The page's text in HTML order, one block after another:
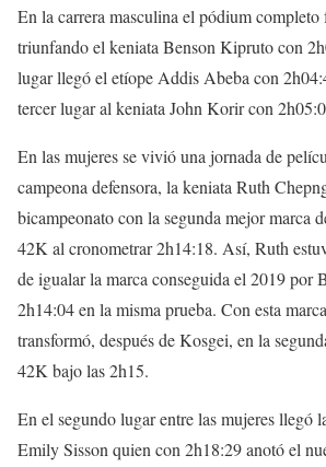
En la carrera masculina el pódium
triunfando el keniata Benson Kipruto con
lugar llegó el etíope Addis Abeba con
tercer lugar al keniata John Korir con
En las mujeres se vivió una jornada de
campeona defensora, la keniata Ruth
bicampeonato con la segunda mejor marca
42K al cronometrar 2h14:18. Así, Ruth
de igualar la marca conseguida el 2019 por
2h14:04 en la misma prueba. Con esta
transformó, después de Kosgei, en la
42K bajo las 2h15.
En el segundo lugar entre las mujeres llegó
Emily Sisson quien con 2h18:29 anotó el